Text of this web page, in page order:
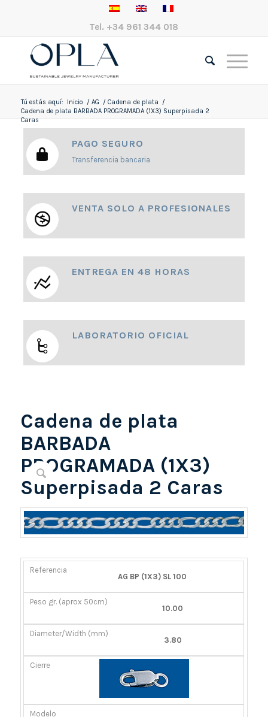
Tel. +34 961 344 018
Tú estás aquí: Inicio / AG / Cadena de plata
/
Cadena de plata BARBADA PROGRAMADA (1X3) Superpisada 2
Caras
PAGO SEGURO
Transferencia bancaria
VENTA SOLO A PROFESIONALES
ENTREGA EN 48 HORAS
LABORATORIO OFICIAL
Cadena de plata
BARBADA
PROGRAMADA (1X3)
Superpisada 2 Caras
REFERENCIA
(APROX
DIÁMETRO/ANCHO
AG BP (1X3) SL 100
10.00
3.80